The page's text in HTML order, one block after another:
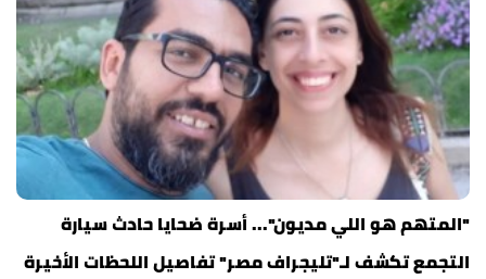
"المتهم هو اللي مديون"... أسرة ضحايا حادث سيارة
التجمع تكشف لـ"تليجراف مصر" تفاصيل اللحظات الأخيرة